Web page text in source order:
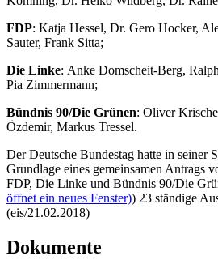
FDP: Katja Hessel, Dr. Gero Hocker,
Sauter, Frank Sitta;
Die Linke: Anke Domscheit-Berg,
Pia Zimmermann;
Bündnis 90/Die Grünen: Oliver
Özdemir, Markus Tressel.
Der Deutsche Bundestag hatte in seiner
Grundlage eines gemeinsamen Antrags
FDP, Die Linke und Bündnis 90/Die
öffnet ein neues Fenster)) 23 ständige
(eis/21.02.2018)
Dokumente